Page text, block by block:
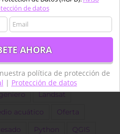
Agua Aplicaciones
datos LiDAR
IA Imágenes
Landsat
acuático Oferta
Python QGIS
de datos
política de protección de
| Protección de datos